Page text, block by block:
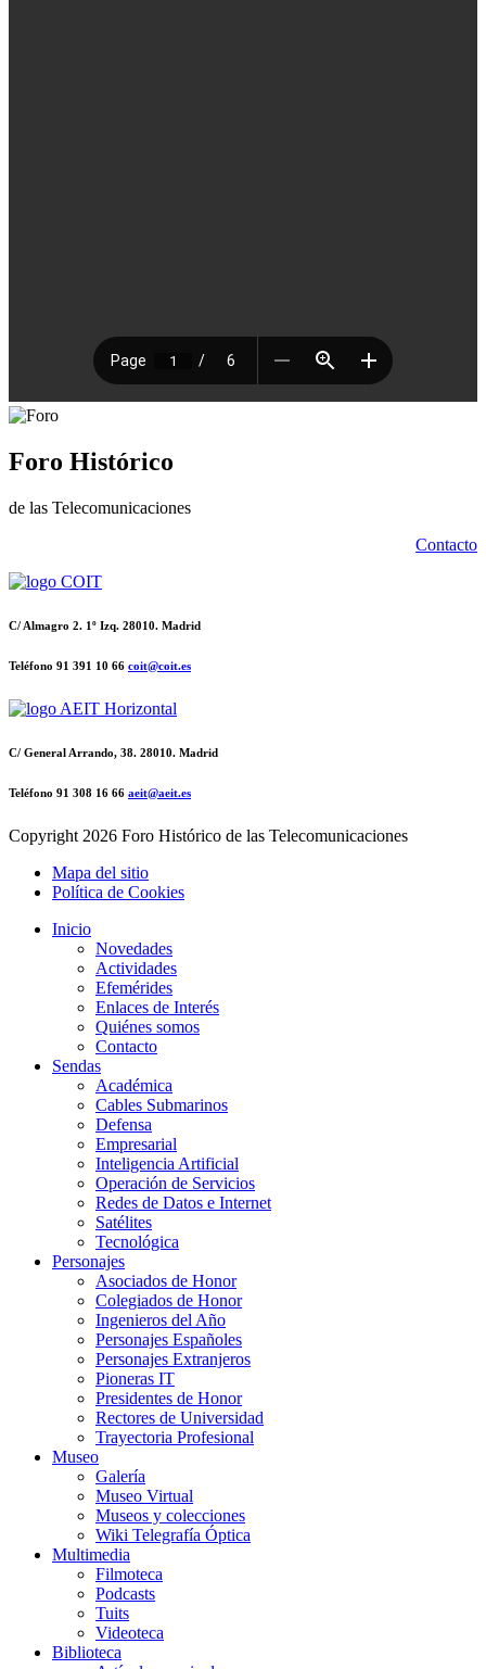
Foro Histórico
de las Telecomunicaciones
Contacto
C/ Almagro 2. 1º Izq. 28010. Madrid
Teléfono 91 391 10 66 coit@coit.es
C/ General Arrando, 38. 28010. Madrid
Teléfono 91 308 16 66 aeit@aeit.es
Copyright 2026 Foro Histórico de las Telecomunicaciones
Mapa del sitio
Política de Cookies
Inicio
Novedades
Actividades
Efemérides
Enlaces de Interés
Quiénes somos
Contacto
Sendas
Académica
Cables Submarinos
Defensa
Empresarial
Inteligencia Artificial
Operación de Servicios
Redes de Datos e Internet
Satélites
Tecnológica
Personajes
Asociados de Honor
Colegiados de Honor
Ingenieros del Año
Personajes Españoles
Personajes Extranjeros
Pioneras IT
Presidentes de Honor
Rectores de Universidad
Trayectoria Profesional
Museo
Galería
Museo Virtual
Museos y colecciones
Wiki Telegrafía Óptica
Multimedia
Filmoteca
Podcasts
Tuits
Videoteca
Biblioteca